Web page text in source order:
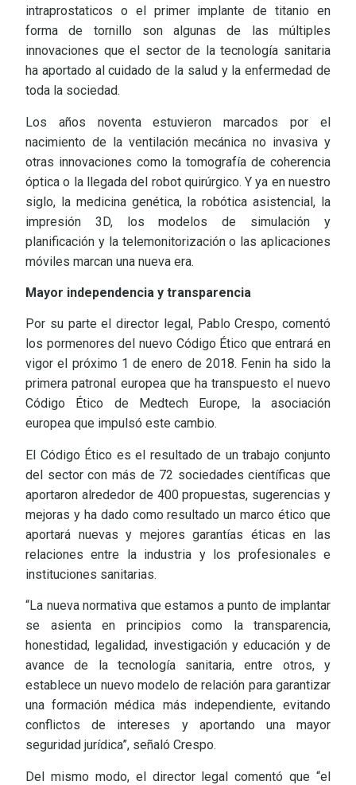
intraprostaticos o el primer implante de titanio en
forma de tornillo son algunas de las múltiples
innovaciones que el sector de la tecnología sanitaria
ha aportado al cuidado de la salud y la enfermedad de
toda la sociedad.
Los años noventa estuvieron marcados por el
nacimiento de la ventilación mecánica no invasiva y
otras innovaciones como la tomografía de coherencia
óptica o la llegada del robot quirúrgico. Y ya en nuestro
siglo, la medicina genética, la robótica asistencial, la
impresión 3D, los modelos de simulación y
planificación y la telemonitorización o las aplicaciones
móviles marcan una nueva era.
Mayor independencia y transparencia
Por su parte el director legal, Pablo Crespo, comentó
los pormenores del nuevo Código Ético que entrará en
vigor el próximo 1 de enero de 2018. Fenin ha sido la
primera patronal europea que ha transpuesto el nuevo
Código Ético de Medtech Europe, la asociación
europea que impulsó este cambio.
El Código Ético es el resultado de un trabajo conjunto
del sector con más de 72 sociedades científicas que
aportaron alrededor de 400 propuestas, sugerencias y
mejoras y ha dado como resultado un marco ético que
aportará nuevas y mejores garantías éticas en las
relaciones entre la industria y los profesionales e
instituciones sanitarias.
“La nueva normativa que estamos a punto de implantar
se asienta en principios como la transparencia,
honestidad, legalidad, investigación y educación y de
avance de la tecnología sanitaria, entre otros, y
establece un nuevo modelo de relación para garantizar
una formación médica más independiente, evitando
conflictos de intereses y aportando una mayor
seguridad jurídica”, señaló Crespo.
Del mismo modo, el director legal comentó que “el